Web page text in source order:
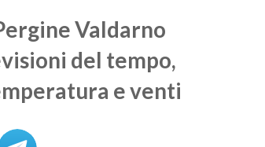
Valdarno
del tempo,
e venti